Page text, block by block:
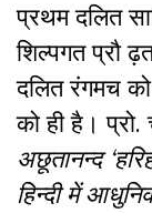
प्रथम दलित
शिल्पगत प्रौ
दलित रंगमच
को ही है।
अछूतानन्द
हिन्दी में